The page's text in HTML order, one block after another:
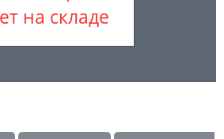
на складе